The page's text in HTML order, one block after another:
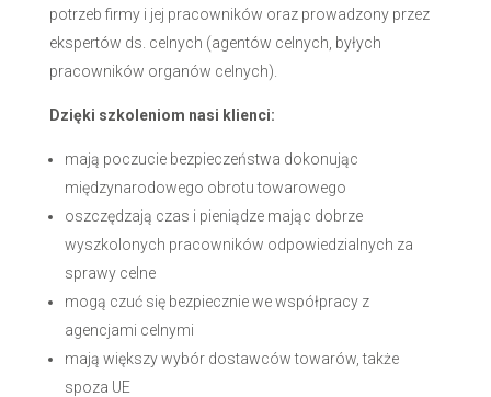
potrzeb firmy i jej pracowników oraz prowadzony przez
ekspertów ds. celnych (agentów celnych, byłych
pracowników organów celnych).
Dzięki szkoleniom nasi klienci:
mają poczucie bezpieczeństwa dokonując
międzynarodowego obrotu towarowego
oszczędzają czas i pieniądze mając dobrze
wyszkolonych pracowników odpowiedzialnych za
sprawy celne
mogą czuć się bezpiecznie we współpracy z
agencjami celnymi
mają większy wybór dostawców towarów, także
spoza UE